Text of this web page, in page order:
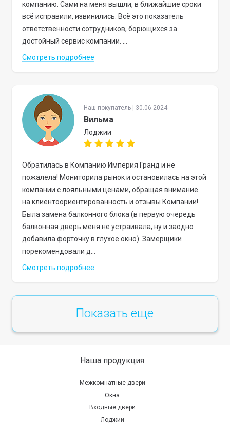
компанию. Сами на меня вышли, в ближайшие сроки
всё исправили, извинились. Всё это показатель
ответственности сотрудников, борющихся за
достойный сервис компании. ...
Смотреть подробнее
Наш покупатель | 30.06.2024
Вильма
Лоджии
Обратилась в Компанию Империя Гранд и не
пожалела! Мониторила рынок и остановилась на этой
компании с лояльными ценами, обращая внимание
на клиентоориентированность и отзывы Компании!
Была замена балконного блока (в первую очередь
балконная дверь меня не устраивала, ну и заодно
добавила форточку в глухое окно). Замерщики
порекомендовали д...
Смотреть подробнее
Показать еще
Наша продукция
Межкомнатные двери
Окна
Входные двери
Лоджии